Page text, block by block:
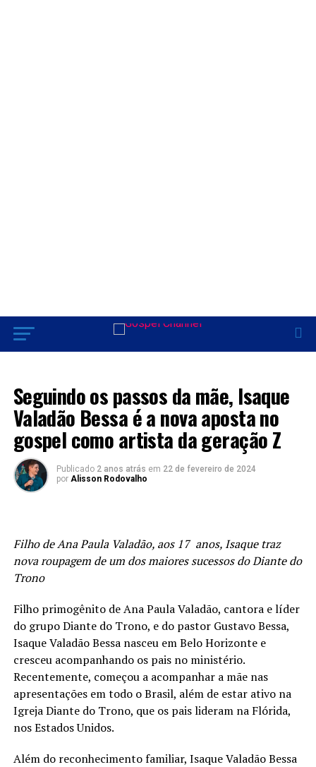
Seguindo os passos da mãe, Isaque
Valadão Bessa é a nova aposta no
gospel como artista da geração Z
Publicado 2 anos atrás em 22 de fevereiro de 2024
por Alisson Rodovalho
Filho de Ana Paula Valadão, aos 17 anos, Isaque traz
nova roupagem de um dos maiores sucessos do Diante do
Trono
Filho primogênito de Ana Paula Valadão, cantora e líder
do grupo Diante do Trono, e do pastor Gustavo Bessa,
Isaque Valadão Bessa nasceu em Belo Horizonte e
cresceu acompanhando os pais no ministério.
Recentemente, começou a acompanhar a mãe nas
apresentações em todo o Brasil, além de estar ativo na
Igreja Diante do Trono, que os pais lideram na Flórida,
nos Estados Unidos.
Além do reconhecimento familiar, Isaque Valadão Bessa